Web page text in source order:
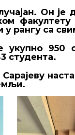
Он
факултету
у рангу са
укупно
студента.